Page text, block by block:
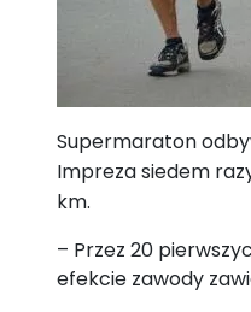
Supermaraton
Impreza siedem
km.
– Przez 20
efekcie zawody